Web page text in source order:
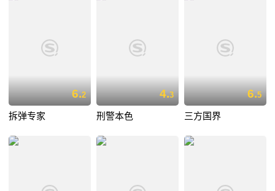
6.2
拆弹专家
4.3
刑警本色
6.5
三方国界